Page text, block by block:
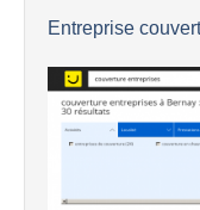
Entreprise